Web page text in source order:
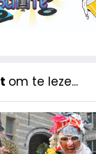
om te leze...